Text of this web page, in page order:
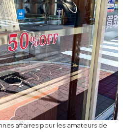
affaires pour les amateurs de